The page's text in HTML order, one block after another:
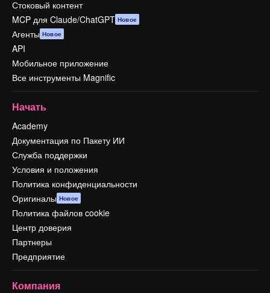
Стоковый контент
MCP для Claude/ChatGPT Новое
Агенты Новое
API
Мобильное приложение
Все инструменты Magnific
Начать
Academy
Документация по Пакету ИИ
Служба поддержки
Условия и положения
Политика конфиденциальности
Оригиналы Новое
Политика файлов cookie
Центр доверия
Партнеры
Предприятие
Компания